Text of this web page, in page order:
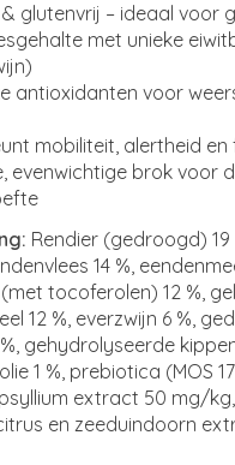
glutenvrij – ideaal voor
met unieke
antioxidanten voor
mobiliteit, alertheid
evenwichtige brok voor
Rendier (gedroogd)
14 %,
tocoferolen) 12 %,
12 %, everzwijn 6 %,
gehydrolyseerde
1 %, prebiotica (MOS
extract 50 mg/
en zeeduindoorn